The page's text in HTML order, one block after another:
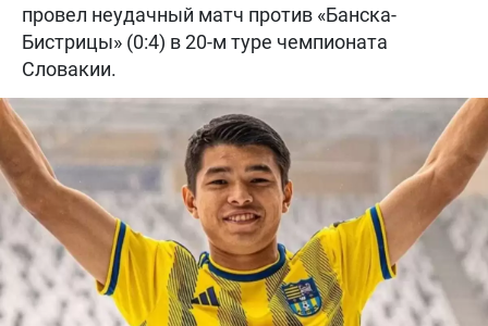
провел неудачный матч против «Банска-
Бистрицы» (0:4) в 20-м туре чемпионата
Словакии.